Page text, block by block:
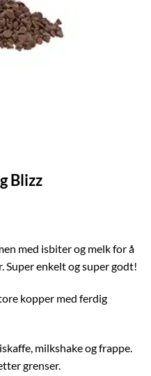
Blizz
med isbiter og melk for å
Super enkelt og super godt!
kopper med ferdig
milkshake og frappe.
grenser.